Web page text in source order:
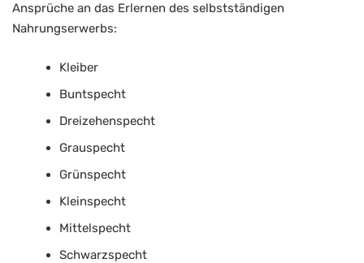
Ansprüche an das Erlernen des selbstständigen
Nahrungserwerbs:
Kleiber
Buntspecht
Dreizehenspecht
Grauspecht
Grünspecht
Kleinspecht
Mittelspecht
Schwarzspecht